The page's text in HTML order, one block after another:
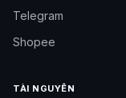
Telegram
Shopee
TÀI NGUYÊN